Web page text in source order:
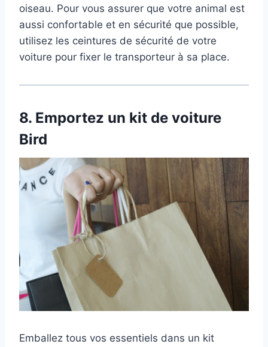
oiseau. Pour vous assurer que votre animal est
aussi confortable et en sécurité que possible,
utilisez les ceintures de sécurité de votre
voiture pour fixer le transporteur à sa place.
8. Emportez un kit de voiture
Bird
Emballez tous vos essentiels dans un kit